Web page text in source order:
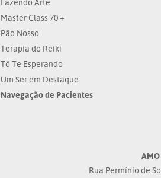
Fazendo Arte
Master Class 70 +
Pão Nosso
Terapia do Reiki
Tô Te Esperando
Um Ser em Destaque
Navegação de Pacientes
Rua Permínio de